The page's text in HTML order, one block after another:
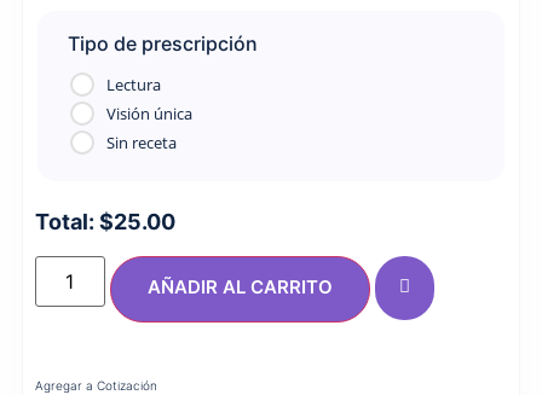
Tipo de prescripción
Lectura
Visión única
Sin receta
Total: $25.00
AÑADIR AL CARRITO
Agregar a Cotización